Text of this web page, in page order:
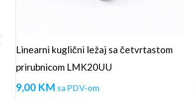
Linearni kuglični ležaj sa četvrtastom
prirubnicom LMK20UU
9,00 KM sa PDV-om